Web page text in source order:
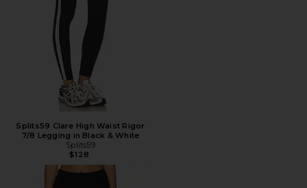
Splits59 Clare High Waist Rigor
7/8 Legging in Black & White
Splits59
$128